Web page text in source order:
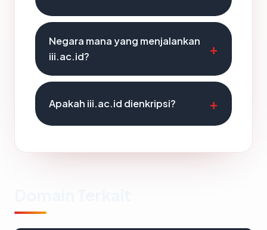
Negara mana yang menjalankan
iii.ac.id?
Apakah iii.ac.id dienkripsi?